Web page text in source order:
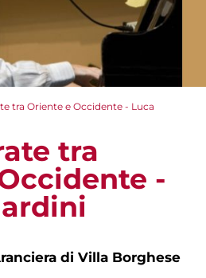
tra Oriente e Occidente - Luca
tra
-
di Villa Borghese